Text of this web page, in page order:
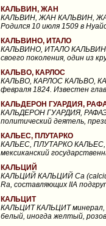
КАЛЬВИН, ЖАН
КАЛЬВИН, ЖАН КАЛЬВИН, ЖАН
Родился 10 июля 1509 в
КАЛЬВИНО, ИТАЛО
КАЛЬВИНО, ИТАЛО КАЛЬВИНО,
своего поколения, один из
КАЛЬВО, КАРЛОС
КАЛЬВО, КАРЛОС КАЛЬВО,
февраля 1824. Известен
КАЛЬДЕРОН ГУАРДИЯ,
КАЛЬДЕРОН ГУАРДИЯ,
политический деятель,
КАЛЬЕС, ПЛУТАРКО
КАЛЬЕС, ПЛУТАРКО КАЛЬЕС,
мексиканский
КАЛЬЦИЙ
КАЛЬЦИЙ КАЛЬЦИЙ Ca
Ra, составляющих IIA
КАЛЬЦИТ
КАЛЬЦИТ КАЛЬЦИТ минерал,
белый, иногда желтый,